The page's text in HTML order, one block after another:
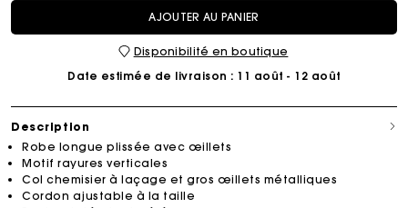
AJOUTER AU PANIER
Disponibilité en boutique
Date estimée de livraison : 11 août - 12 août
Description
Robe longue plissée avec œillets
Motif rayures verticales
Col chemisier à laçage et gros œillets métalliques
Cordon ajustable à la taille